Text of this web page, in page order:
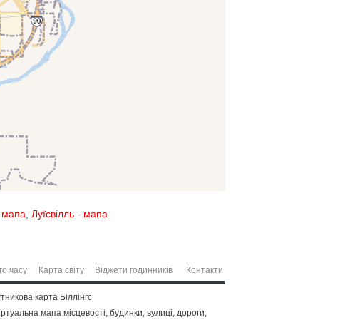
Луїсвілль - мапа
часу Карта світу Віджети годинників Контакти
карта Біллінгс
мапа місцевості, будинки, вулиці, дороги,